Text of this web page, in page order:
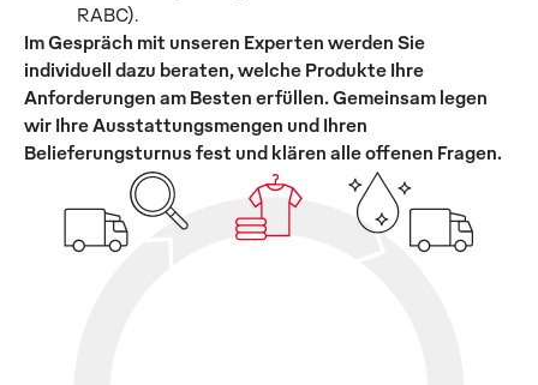
RABC).
Im Gespräch mit unseren Experten werden Sie
individuell dazu beraten, welche Produkte Ihre
Anforderungen am Besten erfüllen. Gemeinsam legen
wir Ihre Ausstattungsmengen und Ihren
Belieferungsturnus fest und klären alle offenen Fragen.